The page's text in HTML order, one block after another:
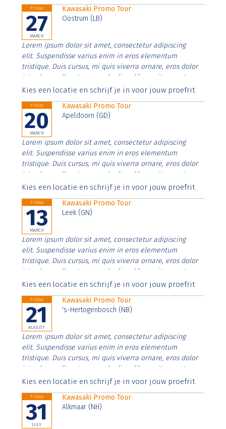
Friday
27
MARCH
Kawasaki Promo Tour
Oostrum (LB)
Lorem ipsum dolor sit amet, consectetur adipiscing
elit. Suspendisse varius enim in eros elementum
tristique. Duis cursus, mi quis viverra ornare, eros dolor
interdum nulla, ut commodo diam libero vitae erat.
Aenean faucibus nibh et justo cursus id rutrum lorem
Kies een locatie en schrijf je in voor jouw proefrit
Friday
20
MARCH
Kawasaki Promo Tour
Apeldoorn (GD)
Lorem ipsum dolor sit amet, consectetur adipiscing
elit. Suspendisse varius enim in eros elementum
tristique. Duis cursus, mi quis viverra ornare, eros dolor
interdum nulla, ut commodo diam libero vitae erat.
Aenean faucibus nibh et justo cursus id rutrum lorem
Kies een locatie en schrijf je in voor jouw proefrit
Friday
13
MARCH
Kawasaki Promo Tour
Leek (GN)
Lorem ipsum dolor sit amet, consectetur adipiscing
elit. Suspendisse varius enim in eros elementum
tristique. Duis cursus, mi quis viverra ornare, eros dolor
interdum nulla, ut commodo diam libero vitae erat.
Aenean faucibus nibh et justo cursus id rutrum lorem
Kies een locatie en schrijf je in voor jouw proefrit
Friday
21
AUGUST
Kawasaki Promo Tour
's-Hertogenbosch (NB)
Lorem ipsum dolor sit amet, consectetur adipiscing
elit. Suspendisse varius enim in eros elementum
tristique. Duis cursus, mi quis viverra ornare, eros dolor
interdum nulla, ut commodo diam libero vitae erat.
Aenean faucibus nibh et justo cursus id rutrum lorem
Kies een locatie en schrijf je in voor jouw proefrit
Friday
31
JULY
Kawasaki Promo Tour
Alkmaar (NH)